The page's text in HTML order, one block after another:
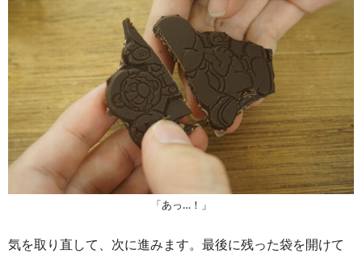
「あっ…！」
気を取り直して、次に進みます。最後に残った袋を開けて